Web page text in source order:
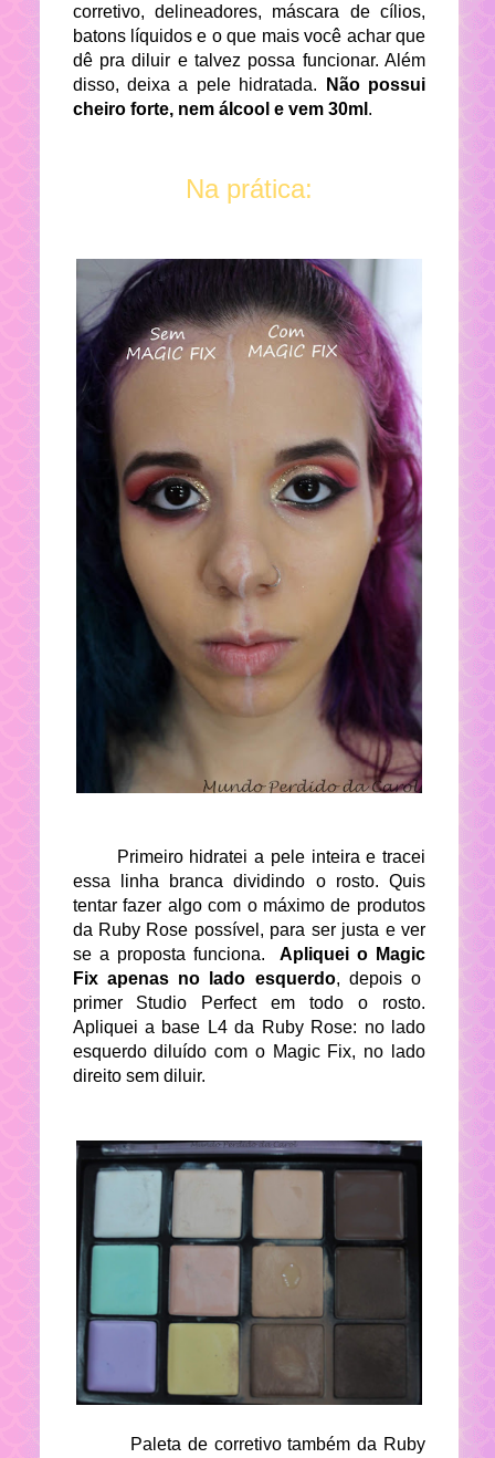
corretivo, delineadores, máscara de cílios,
batons líquidos e o que mais você achar que
dê pra diluir e talvez possa funcionar. Além
disso, deixa a pele hidratada. Não possui
cheiro forte, nem álcool e vem 30ml .
Na prática:
Primeiro hidratei a pele inteira e tracei
essa linha branca dividindo o rosto. Quis
tentar fazer algo com o máximo de produtos
da Ruby Rose possível, para ser justa e ver
se a proposta funciona.
Apliquei o Magic
Fix apenas no lado esquerdo, depois o
primer Studio Perfect em todo o rosto.
Apliquei a base L4 da Ruby Rose: no lado
esquerdo diluído com o Magic Fix, no lado
direito sem diluir.
Paleta de corretivo também da Ruby